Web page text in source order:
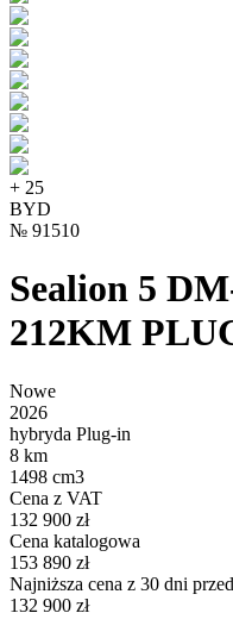
+ 25
BYD
№ 91510
Sealion 5
212KM
Nowe
2026
hybryda Plug-in
8 km
1498 cm3
Cena z VAT
132 900 zł
Cena katalogowa
153 890 zł
Najniższa cena z 30 dni
132 900 zł